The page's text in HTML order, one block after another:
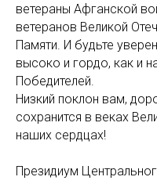
ветераны Афганской
ветеранов Великой
Памяти. И будьте
высоко и гордо, как и
Победителей.
Низкий поклон вам,
сохранится в веках
наших сердцах!
Президиум